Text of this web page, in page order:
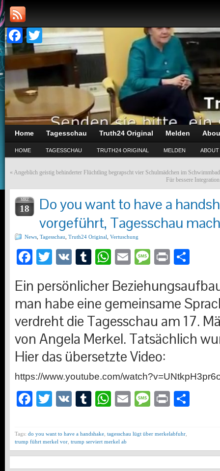
Facebook
Twitter
Home Tagesschau Truth24 Original Melden
HOME TAGESSCHAU TRUTH24 ORIGINAL MELDEN ABOUT
« Angeblich geistig behinderter Flüchtling begrapscht vier Schulmädchen im Schwimmbad
Für bessere
MRZ
18
Do you want to have a
vorgeführt, Tagesschau
News Tagesschau Truth24 Original Vertuschung
Facebook
Twitter
VK Tumblr
WhatsApp
EmailMessage
Print
Ein persönlicher
man habe eine gemeinsame
verdreht die Tagesschau am 17.
von Angela Merkel. Tatsächlich
Hier das übersetzte Video:
https://www.youtube.com/
Facebook
Twitter
VK Tumblr
WhatsApp
EmailMessage
Print
Tags: do you want to have a handshake tagesschau lügt über merkelabfuhr
trump führt merkel vor trump serviert merkel ab